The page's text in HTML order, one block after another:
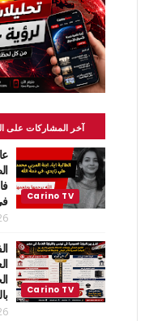
آخر المشاركات على